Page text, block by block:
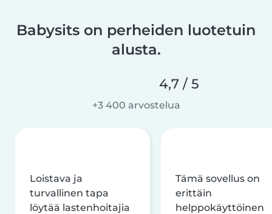
Babysits on perheiden luotetuin
alusta.
4,7 / 5
+3 400 arvostelua
Loistava ja
turvallinen tapa
löytää lastenhoitajia
Tämä sovellus on
erittäin
helppokäyttöinen